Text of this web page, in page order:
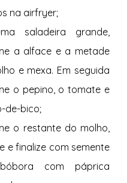
na airfryer;
saladeira grande,
a alface e a metade
e mexa. Em seguida
o pepino, o tomate e
de-bico;
o restante do molho,
e finalize com semente
com páprica